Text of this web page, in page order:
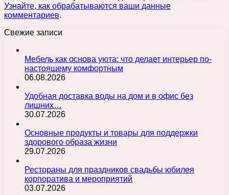
Узнайте, как обрабатываются ваши данные
комментариев.
Свежие записи
Мебель как основа уюта: что делает интерьер по-
настоящему комфортным
06.08.2026
Удобная доставка воды на дом и в офис без
лишних…
30.07.2026
Основные продукты и товары для поддержки
здорового образа жизни
29.07.2026
Рестораны для праздников свадьбы юбилея
корпоратива и мероприятий
03.07.2026